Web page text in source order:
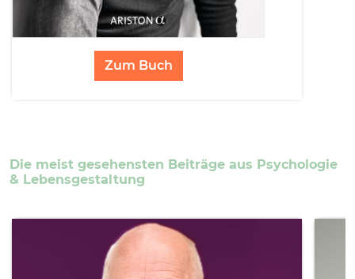
Zum Buch
Die meist gesehensten Beiträge aus Psychologie
& Lebensgestaltung